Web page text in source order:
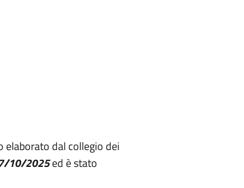
elaborato dal collegio dei
10/2025ed è stato